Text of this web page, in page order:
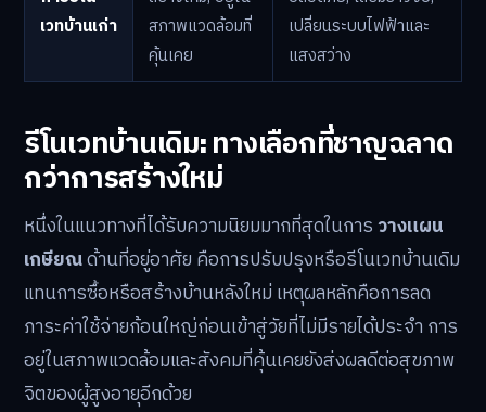
เวทบ้านเก่า
สภาพแวดล้อมที่
คุ้นเคย
เปลี่ยนระบบไฟฟ้าและ
แสงสว่าง
รีโนเวทบ้านเดิม: ทางเลือกที่ชาญฉลาด
กว่าการสร้างใหม่
หนึ่งในแนวทางที่ได้รับความนิยมมากที่สุดในการวางแผน
เกษียณด้านที่อยู่อาศัย คือการปรับปรุงหรือรีโนเวทบ้านเดิม
แทนการซื้อหรือสร้างบ้านหลังใหม่ เหตุผลหลักคือการลด
ภาระค่าใช้จ่ายก้อนใหญ่ก่อนเข้าสู่วัยที่ไม่มีรายได้ประจำ การ
อยู่ในสภาพแวดล้อมและสังคมที่คุ้นเคยยังส่งผลดีต่อสุขภาพ
จิตของผู้สูงอายุอีกด้วย